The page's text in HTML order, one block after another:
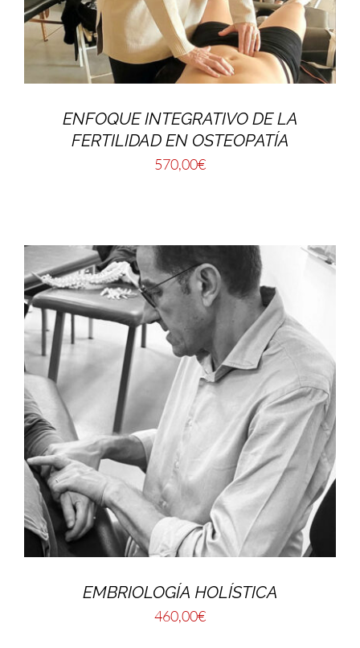
ENFOQUE INTEGRATIVO DE LA
FERTILIDAD EN OSTEOPATÍA
570,00€
EMBRIOLOGÍA HOLÍSTICA
460,00€